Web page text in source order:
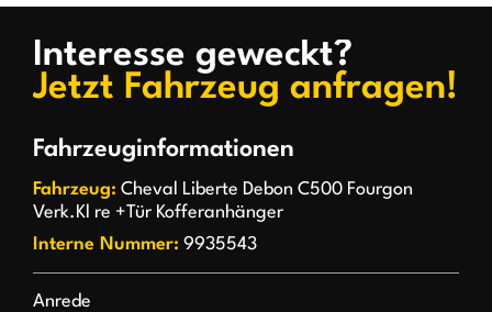
Interesse geweckt?
Jetzt Fahrzeug anfragen!
Fahrzeuginformationen
Fahrzeug: Cheval Liberte Debon C500 Fourgon
Verk.Kl re +Tür Kofferanhänger
Interne Nummer: 9935543
Anrede